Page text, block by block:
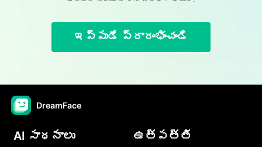
ఇప్పుడే ప్రారంభించండి
DreamFace
AI సాధనాలు ఉత్పత్తి